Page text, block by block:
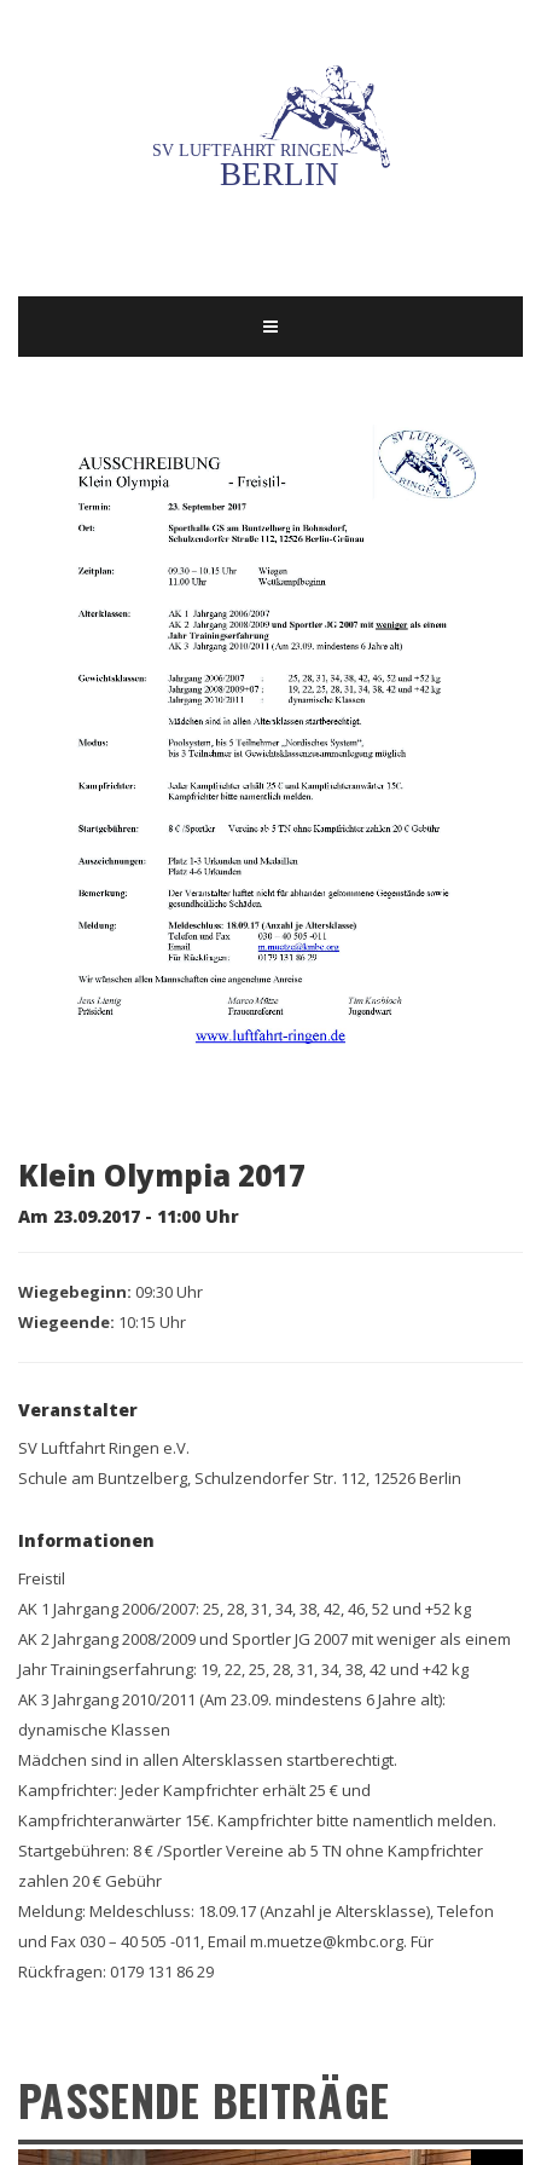
Klein Olympia 2017
Am 23.09.2017 - 11:00 Uhr
Wiegebeginn: 09:30 Uhr
Wiegeende: 10:15 Uhr
Veranstalter
SV Luftfahrt Ringen e.V.
Schule am Buntzelberg, Schulzendorfer Str. 112, 12526 Berlin
Informationen
Freistil
AK 1 Jahrgang 2006/2007: 25, 28, 31, 34, 38, 42, 46, 52 und +52 kg
AK 2 Jahrgang 2008/2009 und Sportler JG 2007 mit weniger als einem
Jahr Trainingserfahrung: 19, 22, 25, 28, 31, 34, 38, 42 und +42 kg
AK 3 Jahrgang 2010/2011 (Am 23.09. mindestens 6 Jahre alt):
dynamische Klassen
Mädchen sind in allen Altersklassen startberechtigt.
Kampfrichter: Jeder Kampfrichter erhält 25 € und
Kampfrichteranwärter 15€. Kampfrichter bitte namentlich melden.
Startgebühren: 8 € /Sportler Vereine ab 5 TN ohne Kampfrichter
zahlen 20 € Gebühr
Meldung: Meldeschluss: 18.09.17 (Anzahl je Altersklasse), Telefon
und Fax 030 – 40 505 -011, Email m.muetze@kmbc.org. Für
Rückfragen: 0179 131 86 29
PASSENDE BEITRÄGE